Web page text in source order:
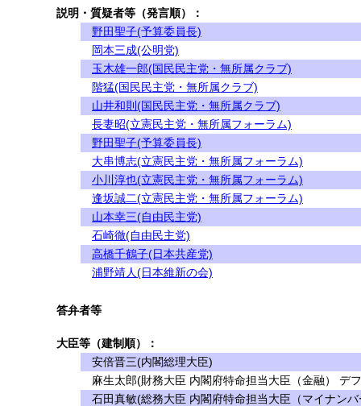
説明・質疑者等（発言順）：
野田聖子(予算委員長)
岡本三成(公明党)
玉木雄一郎(国民民主党・無所属クラブ)
階猛(国民民主党・無所属クラブ)
山井和則(国民民主党・無所属クラブ)
長妻昭(立憲民主党・無所属フォーラム)
野田聖子(予算委員長)
大串博志(立憲民主党・無所属フォーラム)
小川淳也(立憲民主党・無所属フォーラム)
逢坂誠二(立憲民主党・無所属フォーラム)
山本幸三(自由民主党)
石崎徹(自由民主党)
高橋千鶴子(日本共産党)
浦野靖人(日本維新の会)
答弁者等
大臣等（建制順）：
安倍晋三(内閣総理大臣)
麻生太郎(財務大臣 内閣府特命担当大臣（金融） デ
石田真敏(総務大臣 内閣府特命担当大臣（マイナン